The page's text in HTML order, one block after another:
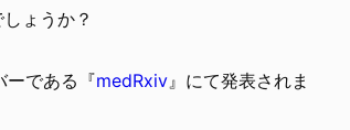
ょうか？
ーである『medRxiv』にて発表されま